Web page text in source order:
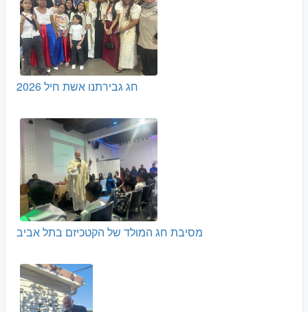
חג גבירתנו אשת חיל 2026
מסיבת חג המולד של הקטכיזם בתל אביב